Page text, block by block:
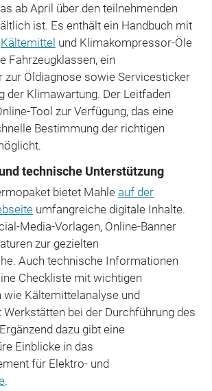
ab April über den teilnehmenden
ist. Es enthält ein Handbuch mit
Kältemittel und Klimakompressor-Öle
Fahrzeugklassen, ein
zur Öldiagnose sowie Servicesticker
der Klimawartung. Der Leitfaden
Tool zur Verfügung, das eine
Bestimmung der richtigen
technische Unterstützung
bietet Mahle auf der
umfangreiche digitale Inhalte.
Media-Vorlagen, Online-Banner
zur gezielten
Auch technische Informationen
Checkliste mit wichtigen
wie Kältemittelanalyse und
bei der Durchführung des
dazu gibt eine
Einblicke in das
für Elektro- und
.